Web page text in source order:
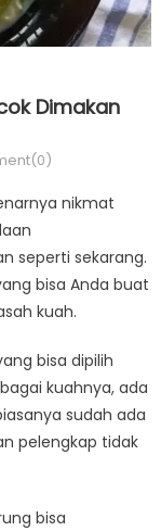
Dimakan
nikmat
seperti sekarang.
bisa Anda buat
kuah.
bisa dipilih
kuahnya, ada
sudah ada
pelengkap tidak
bisa